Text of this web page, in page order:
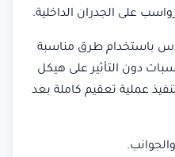
على الجدران الداخلية.
باستخدام طرق مناسبة
دون التأثير على هيكل
عملية تعقيم كاملة بعد